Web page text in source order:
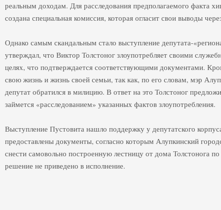
реальным доходам. Для расследования предполагаемого факта
создана специальная комиссия, которая огласит свои выводы
Однако самым скандальным стало выступление депутата-
утверждал, что Виктор Толстоног злоупотребляет своими
целях, что подтверждается соответствующими документами.
свою жизнь и жизнь своей семьи, так как, по его словам, мэр
депутат обратился в милицию. В ответ на это Толстоног
займется «расследованием» указанных фактов злоупотребления.
Выступление Пустовита нашло поддержку у депутатского
предоставлены документы, согласно которым Алупкинский
снести самовольно построенную лестницу от дома Толстонога
решение не приведено в исполнение.